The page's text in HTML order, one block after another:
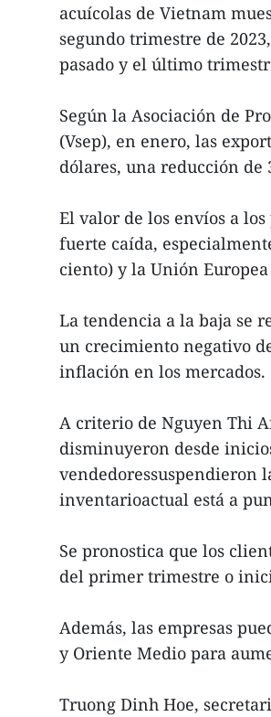
acuícolas de Vietnam
segundo trimestre de
pasado y el último
Según la Asociación de
(Vsep), en enero, las
dólares, una reducción de
El valor de los envíos a
fuerte caída,
ciento) y la Unión
La tendencia a la baja se
un crecimiento negativo
inflación en los mercados.
A criterio de Nguyen Thi
disminuyeron desde
vendedoressuspendieron
inventarioactual está a
Se pronostica que los
del primer trimestre o
Además, las empresas
y Oriente Medio para
Truong Dinh Hoe,